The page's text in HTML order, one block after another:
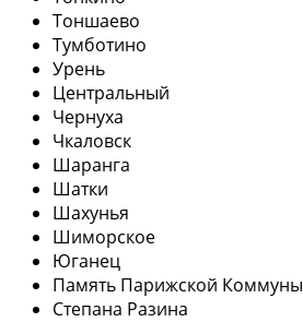
Тоншаево
Тумботино
Урень
Центральный
Чернуха
Чкаловск
Шаранга
Шатки
Шахунья
Шиморское
Юганец
Память Парижской Коммуны
Степана Разина